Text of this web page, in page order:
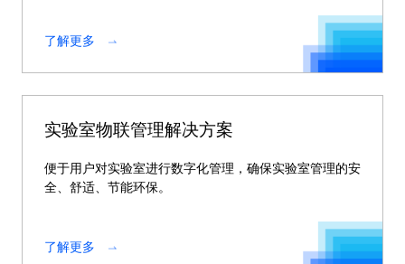
了解更多
实验室物联管理解决方案
便于用户对实验室进行数字化管理，确保实验室管理的安
全、舒适、节能环保。
了解更多